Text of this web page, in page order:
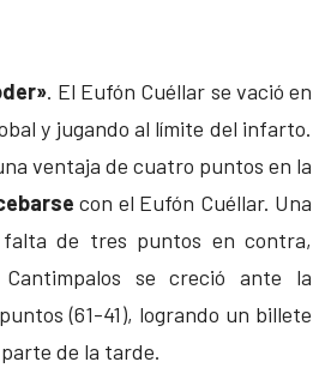
. El Eufón Cuéllar se vació en
y jugando al límite del infarto.
ventaja de cuatro puntos en la
con el Eufón Cuéllar. Una
de tres puntos en contra,
se creció ante la
(61-41), logrando un billete
de la tarde.